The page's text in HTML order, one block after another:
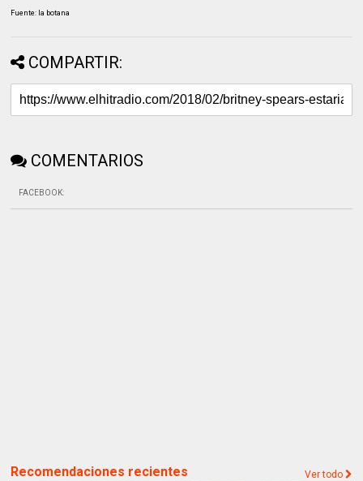
Fuente: la botana
COMPARTIR:
COMENTARIOS
FACEBOOK:
Recomendaciones recientes Ver todo